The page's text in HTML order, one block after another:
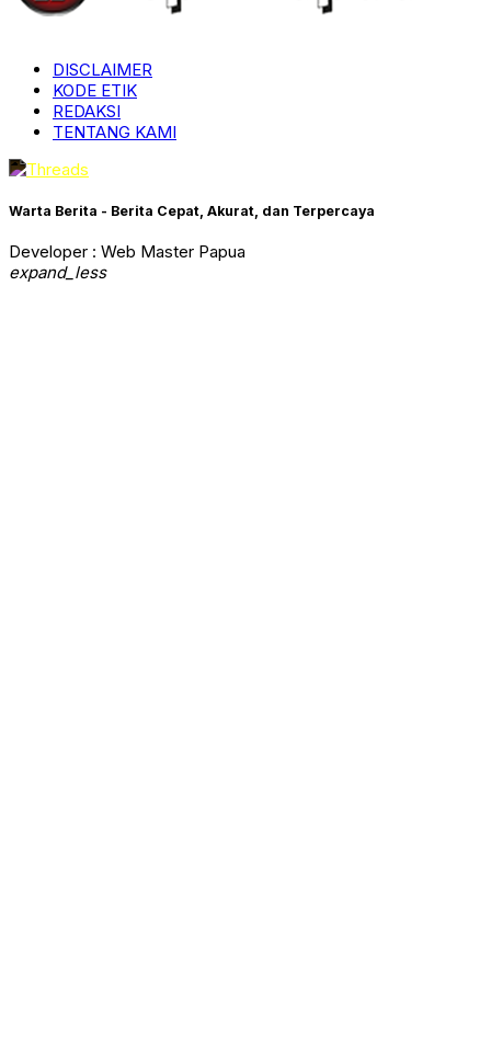
DISCLAIMER
KODE ETIK
REDAKSI
TENTANG KAMI
Warta Berita - Berita Cepat, Akurat, dan Terpercaya
Developer : Web Master Papua
expand_less